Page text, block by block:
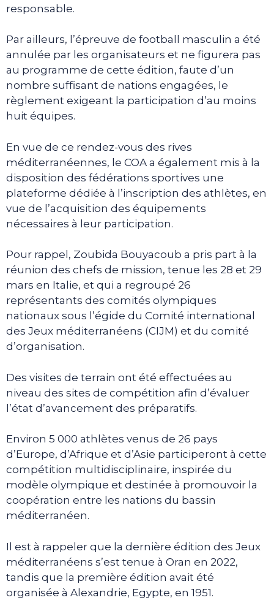
responsable.
Par ailleurs, l’épreuve de football masculin a été
annulée par les organisateurs et ne figurera pas
au programme de cette édition, faute d’un
nombre suffisant de nations engagées, le
règlement exigeant la participation d’au moins
huit équipes.
En vue de ce rendez-vous des rives
méditerranéennes, le COA a également mis à la
disposition des fédérations sportives une
plateforme dédiée à l’inscription des athlètes, en
vue de l’acquisition des équipements
nécessaires à leur participation.
Pour rappel, Zoubida Bouyacoub a pris part à la
réunion des chefs de mission, tenue les 28 et 29
mars en Italie, et qui a regroupé 26
représentants des comités olympiques
nationaux sous l’égide du Comité international
des Jeux méditerranéens (CIJM) et du comité
d’organisation.
Des visites de terrain ont été effectuées au
niveau des sites de compétition afin d’évaluer
l’état d’avancement des préparatifs.
Environ 5 000 athlètes venus de 26 pays
d’Europe, d’Afrique et d’Asie participeront à cette
compétition multidisciplinaire, inspirée du
modèle olympique et destinée à promouvoir la
coopération entre les nations du bassin
méditerranéen.
Il est à rappeler que la dernière édition des Jeux
méditerranéens s’est tenue à Oran en 2022,
tandis que la première édition avait été
organisée à Alexandrie, Egypte, en 1951.